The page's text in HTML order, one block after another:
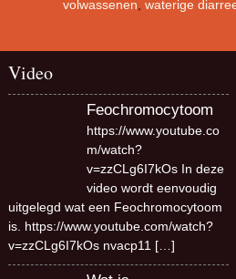
volwassenen waterige
Video
Feochromocytoom
https://www.youtube.co
m/watch?
v=zzCLg6I7kOs In deze
video wordt eenvoudig
uitgelegd wat een Feochromocytoom
is. https://www.youtube.com/watch?
v=zzCLg6I7kOs nvacp11 […]